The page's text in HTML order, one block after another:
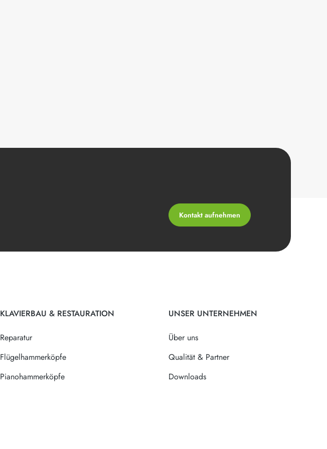
Kontakt aufnehmen
KLAVIERBAU & RESTAURATION
Reparatur
Flügelhammerköpfe
Pianohammerköpfe
UNSER UNTERNEHMEN
Über uns
Qualität & Partner
Downloads